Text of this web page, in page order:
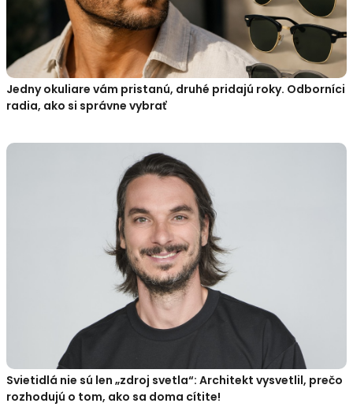
Jedny okuliare vám pristanú, druhé pridajú roky. Odborníci
radia, ako si správne vybrať
Svietidlá nie sú len „zdroj svetla“: Architekt vysvetlil, prečo
rozhodujú o tom, ako sa doma cítite!